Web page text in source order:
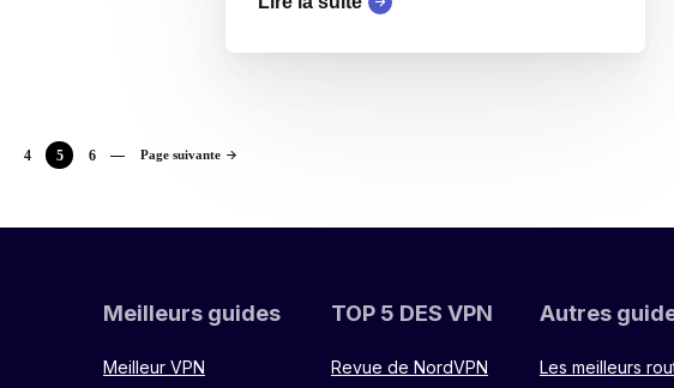
4 5 6 Page suivante
Meilleurs guides
Meilleur VPN
TOP 5 DES VPN
Revue de NordVPN
Autres
Les meilleurs